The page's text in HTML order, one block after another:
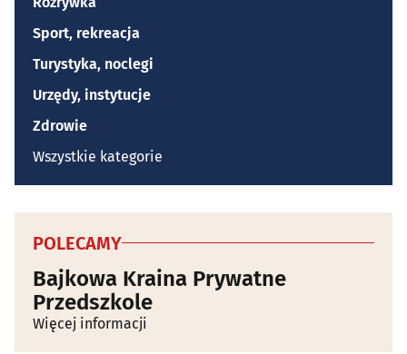
Sport, rekreacja
Turystyka, noclegi
Urzędy, instytucje
Zdrowie
Wszystkie kategorie
POLECAMY
Bajkowa Kraina Prywatne
Przedszkole
Więcej informacji